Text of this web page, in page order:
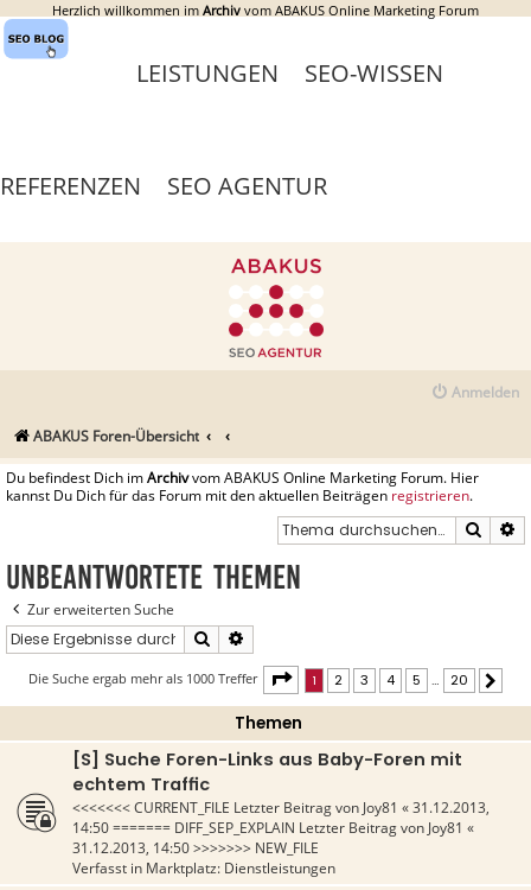
Herzlich willkommen im Archiv vom ABAKUS Online Marketing Forum
LEISTUNGEN SEO-WISSEN
REFERENZEN SEO AGENTUR
Anmelden
ABAKUS Foren-Übersicht
Du befindest Dich imArchivvom ABAKUS Online Marketing Forum. Hier
kannst Du Dich für das Forum mit den aktuellen Beiträgen registrieren.
Suche
Unbeantwortete Themen
Zur erweiterten Suche
Suche
Die Suche ergab mehr als 1000 Treffer Seite von20
1 2 3 4 5 … 20
Themen
[S] Suche Foren-Links aus Baby-Foren mit
echtem Traffic
<<<<<<< CURRENT_FILE Letzter Beitrag von Joy81 «31.12.2013,
14:50======= DIFF_SEP_EXPLAIN Letzter Beitrag von Joy81 «
31.12.2013, 14:50>>>>>>> NEW_FILE
Verfasst in Marktplatz: Dienstleistungen